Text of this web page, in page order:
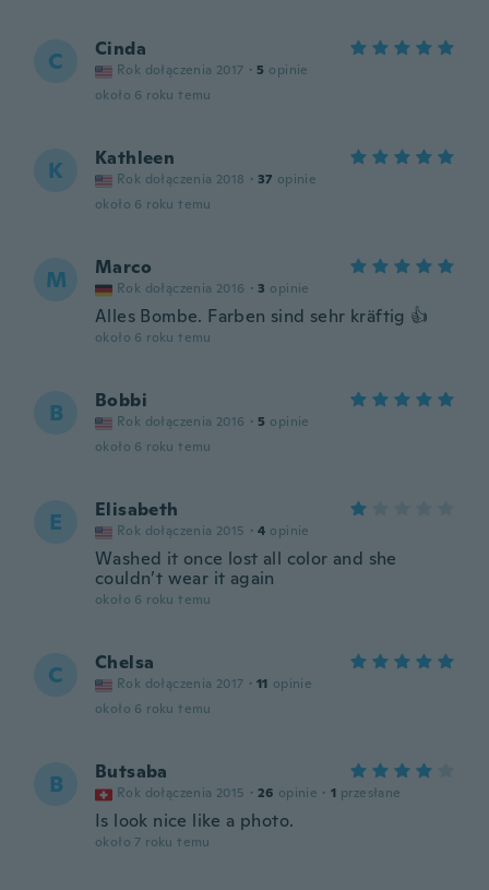
C Cinda
Rok dołączenia 2017 · 5 opinie
około 6 roku temu
K Kathleen
Rok dołączenia 2018 · 37 opinie
około 6 roku temu
M Marco
Rok dołączenia 2016 · 3 opinie
Alles Bombe. Farben sind sehr kräftig 👍
około 6 roku temu
B Bobbi
Rok dołączenia 2016 · 5 opinie
około 6 roku temu
E Elisabeth
Rok dołączenia 2015 · 4 opinie
Washed it once lost all color and she
couldn’t wear it again
około 6 roku temu
C Chelsa
Rok dołączenia 2017 · 11 opinie
około 6 roku temu
B Butsaba
Rok dołączenia 2015 · 26 opinie · 1 przesłane
Is look nice like a photo.
około 7 roku temu